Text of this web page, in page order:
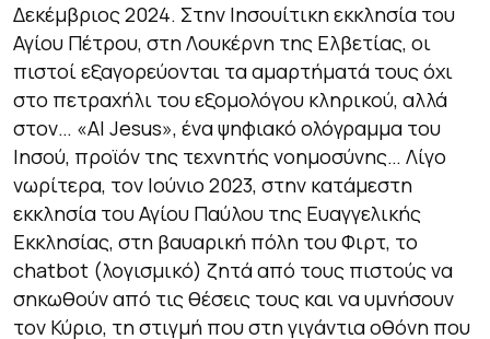
Δεκέμβριος 2024. Στην Ιησουίτικη εκκλησία του
Αγίου Πέτρου, στη Λουκέρνη της Ελβετίας, οι
πιστοί εξαγορεύονται τα αμαρτήματά τους όχι
στο πετραχήλι του εξομολόγου κληρικού, αλλά
στον… «AI Jesus», ένα ψηφιακό ολόγραμμα του
Ιησού, προϊόν της τεχνητής νοημοσύνης… Λίγο
νωρίτερα, τον Ιούνιο 2023, στην κατάμεστη
εκκλησία του Αγίου Παύλου της Ευαγγελικής
Εκκλησίας, στη βαυαρική πόλη του Φιρτ, το
chatbot (λογισμικό) ζητά από τους πιστούς να
σηκωθούν από τις θέσεις τους και να υμνήσουν
τον Κύριο, τη στιγμή που στη γιγάντια οθόνη που